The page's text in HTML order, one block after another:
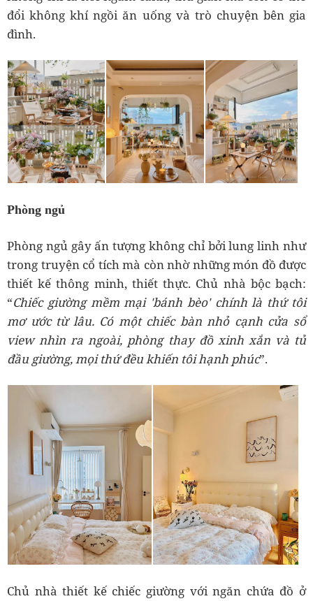
đổi không khí ngồi ăn uống và trò chuyện bên gia
đình.
Phòng ngủ
Phòng ngủ gây ấn tượng không chỉ bởi lung linh như
trong truyện cổ tích mà còn nhờ những món đồ được
thiết kế thông minh, thiết thực. Chủ nhà bộc bạch:
“Chiếc giường mềm mại 'bánh bèo' chính là thứ tôi
mơ ước từ lâu. Có một chiếc bàn nhỏ cạnh cửa sổ
view nhìn ra ngoài, phòng thay đồ xinh xắn và tủ
đầu giường, mọi thứ đều khiến tôi hạnh phúc”.
Chủ nhà thiết kế chiếc giường với ngăn chứa đồ ở